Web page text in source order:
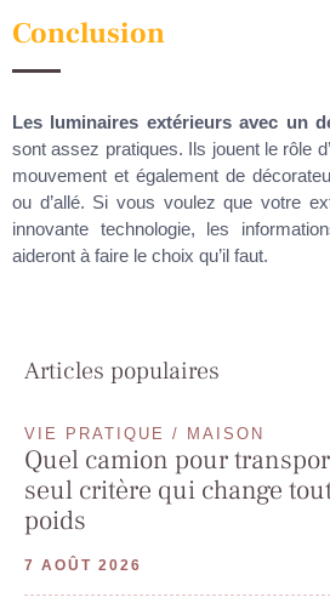
Conclusion
Les luminaires extérieurs avec un
sont assez pratiques. Ils jouent le rôle
mouvement et également de
ou d’allé. Si vous voulez que votre
innovante technologie, les
aideront à faire le choix qu’il faut.
Articles populaires
VIE PRATIQUE / MAISON
Quel camion pour
seul critère qui change
poids
7 AOÛT 2026